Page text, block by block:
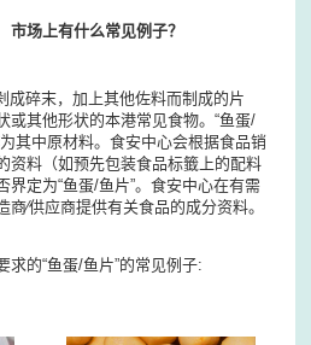
市场上有什么常见例子？
成碎末，加上其他佐料而制成的片
或其他形状的本港常见食物。“鱼蛋/
其中原材料。食安中心会根据食品销
资料（如预先包装食品标籤上的配料
界定为“鱼蛋/鱼片”。食安中心在有需
∕供应商提供有关食品的成分资料。
求的“鱼蛋/鱼片”的常见例子: